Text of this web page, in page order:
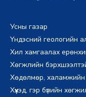
Усны газар
Үндэсний геологийн
Хил хамгаалах
Хөгжлийн
Хөдөлмөр, халамжийн
Хүүхэд, гэр бүлийн